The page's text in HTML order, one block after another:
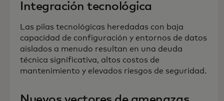
Integración tecnológica
Las pilas tecnológicas heredadas con baja
capacidad de configuración y entornos de datos
aislados a menudo resultan en una deuda
técnica significativa, altos costos de
mantenimiento y elevados riesgos de seguridad.